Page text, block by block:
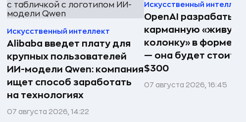
Искусственный интеллект
Alibaba введет плату для
крупных пользователей
ИИ-модели Qwen: компания
ищет способ заработать
на технологиях
07 августа 2026, 14:22
Искусственный
OpenAI
карманную «живую
колонку» в форме
— она будет стоить
$300
07 августа 2026, 16:45